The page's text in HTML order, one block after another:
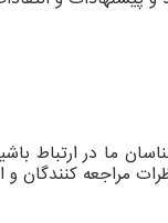
ما در
مراجعه کنندگان